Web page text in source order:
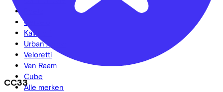
CC33
Cervélo
Kalkhoff
Urban Arrow
Veloretti
Van Raam
Cube
Alle merken